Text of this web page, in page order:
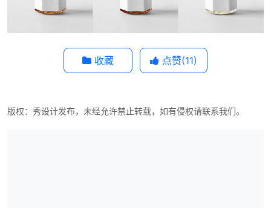
收藏 点赞(11)
版权：秀设计发布，未经允许禁止转载，如有侵权请联系我们。